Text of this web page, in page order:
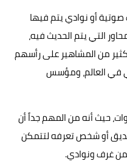
أو نوادي يتم فيها
التي يتم الحديث فيه،
من المشاهير على رأسهم
في العالم، ومؤسس
حيث أنه من المهم جداً أن
أو شخص تعرفه لتتمكن
غرف ونوادي.